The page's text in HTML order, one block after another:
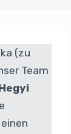
(zu
Team